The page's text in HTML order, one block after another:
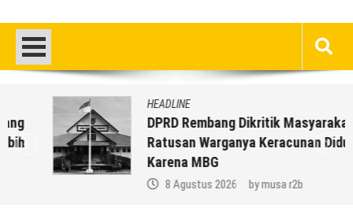
DPRD Rembang Dikritik Masyarakat, Saat
Ratusan Warganya Keracunan Diduga
Karena MBG
8 Agustus 2026 bymusa r2b